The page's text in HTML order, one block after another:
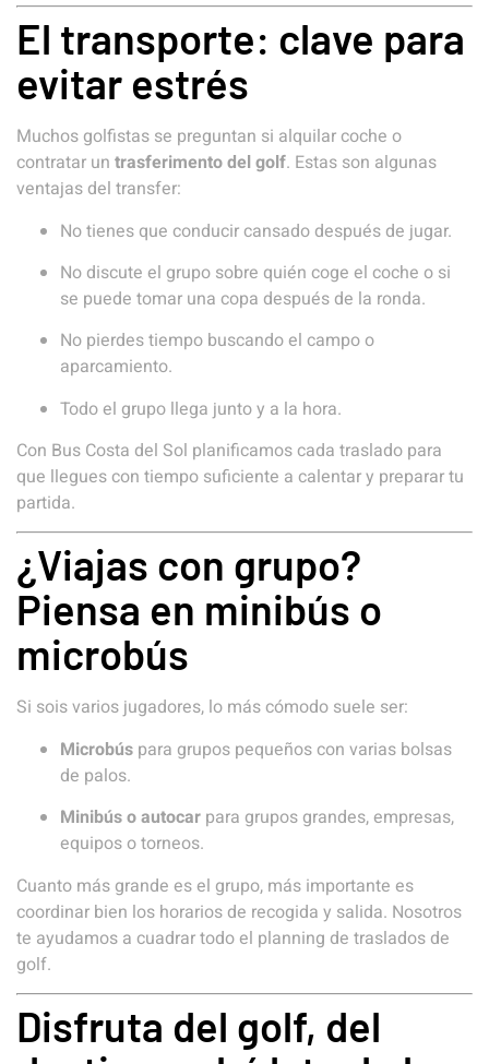
El transporte: clave para
evitar estrés
Muchos golfistas se preguntan si alquilar coche o
contratar un trasferimento del golf. Estas son algunas
ventajas del transfer:
No tienes que conducir cansado después de jugar.
No discute el grupo sobre quién coge el coche o si
se puede tomar una copa después de la ronda.
No pierdes tiempo buscando el campo o
aparcamiento.
Todo el grupo llega junto y a la hora.
Con Bus Costa del Sol planificamos cada traslado para
que llegues con tiempo suficiente a calentar y preparar tu
partida.
¿Viajas con grupo?
Piensa en minibús o
microbús
Si sois varios jugadores, lo más cómodo suele ser:
Microbús para grupos pequeños con varias bolsas
de palos.
Minibús o autocar para grupos grandes, empresas,
equipos o torneos.
Cuanto más grande es el grupo, más importante es
coordinar bien los horarios de recogida y salida. Nosotros
te ayudamos a cuadrar todo el planning de traslados de
golf.
Disfruta del golf, del